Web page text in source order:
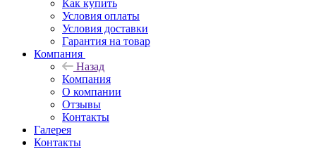
Как купить
Условия оплаты
Условия доставки
Гарантия на товар
Компания
Назад
Компания
О компании
Отзывы
Контакты
Галерея
Контакты